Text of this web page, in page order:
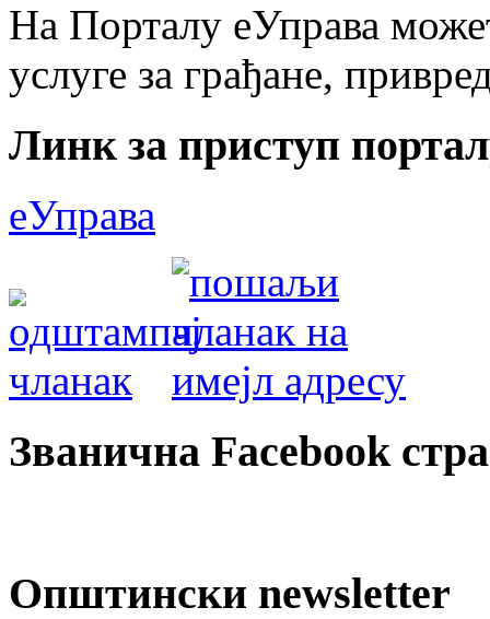
На Порталу еУправа
услуге за грађане,
Линк за приступ
еУправа
Званична Facebook
Општински newsletter